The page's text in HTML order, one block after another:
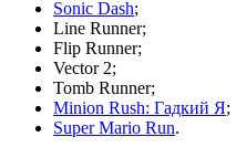
Sonic Dash;
Line Runner;
Flip Runner;
Vector 2;
Tomb Runner;
Minion Rush: Гадкий Я;
Super Mario Run.